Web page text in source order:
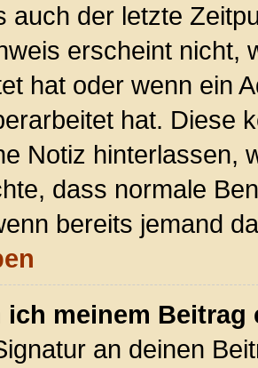
auch der letzte
erscheint nicht,
hat oder wenn ein
hat. Diese
Notiz hinterlassen,
dass normale
bereits jemand
ich meinem
an deinen